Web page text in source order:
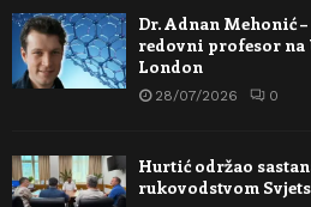
Dr. Adnan Mehonić
redovni profesor
London
28/07/2026 0
Hurtić održao
rukovodstvom